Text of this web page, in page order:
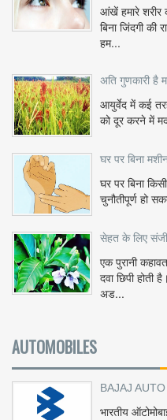
आंखें हमारे शरीर
बिना जिंदगी
हम...
अति गुणकारी है
आयुर्वेद में कई
को दूर करने में
घर पर बिना
घर पर बिना
चुनौतीपूर्ण हो
सेहत के लिए
एक पुरानी
दवा छिपी होती
अड...
AUTOMOBILES
BAJAJ AUTO
भारतीय